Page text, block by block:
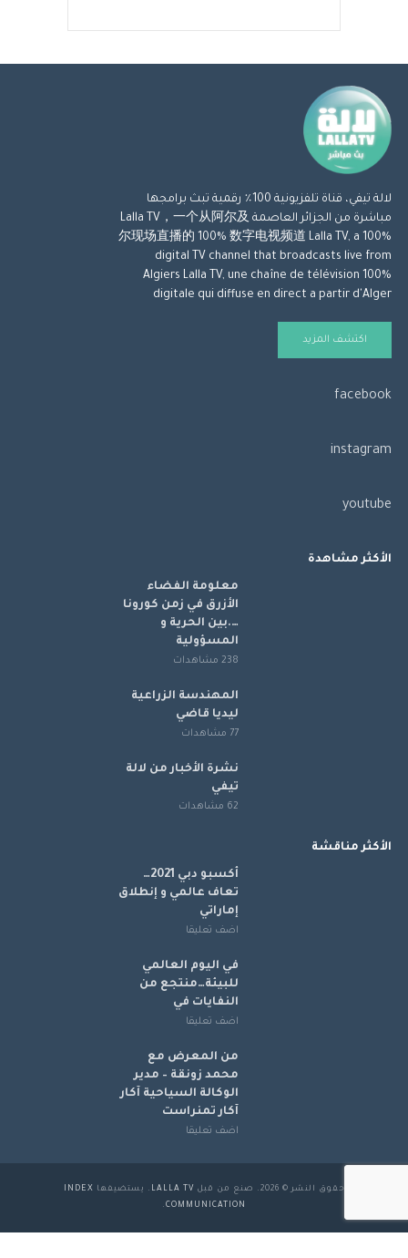
لالة تيفي، قناة تلفزيونية 100٪ رقمية تبث برامجها
مباشرة من الجزائر العاصمة Lalla TV，一个从阿尔及
尔现场直播的 100% 数字电视频道 Lalla TV, a 100%
digital TV channel that broadcasts live from
Algiers Lalla TV, une chaîne de télévision 100%
digitale qui diffuse en direct a partir d'Alger
اكتشف المزيد
facebook
instagram
youtube
الأكثر مشاهدة
معلومة الفضاء
الأزرق في زمن كورونا
….بين الحرية و
المسؤولية
238 مشاهدات
المهندسة الزراعية
ليديا قاضي
77 مشاهدات
نشرة الأخبار من لالة
تيفي
62 مشاهدات
الأكثر مناقشة
أكسبو دبي 2021…
تعاف عالمي و إنطلاق
إماراتي
اضف تعليقا
في اليوم العالمي
للبيئة…منتجع من
النفايات في
اضف تعليقا
من المعرض مع
محمد زونقة – مدير
الوكالة السياحية آكار
آكار تمنراست
اضف تعليقا
حقوق النشر © 2026. صنع من قبل LALLA TV . يستضيفها INDEX
COMMUNICATION
.